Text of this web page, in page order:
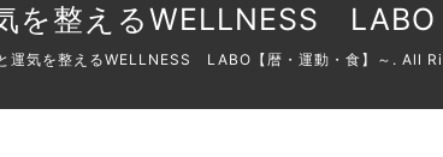
整えるWELLNESS LABO
気を整えるWELLNESS LABO【暦・運動・食】～ . All